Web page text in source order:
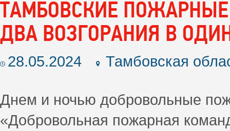
ТАМБОВСКИЕ
ДВА ВОЗГОРАНИЯ В
28.05.2024 Тамбовская
Днем и ночью добровольные
«Добровольная пожарная